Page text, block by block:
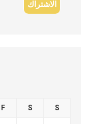
F S S